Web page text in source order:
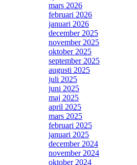
mars 2026
februari 2026
januari 2026
december 2025
november 2025
oktober 2025
september 2025
augusti 2025
juli 2025
juni 2025
maj 2025
april 2025
mars 2025
februari 2025
januari 2025
december 2024
november 2024
oktober 2024